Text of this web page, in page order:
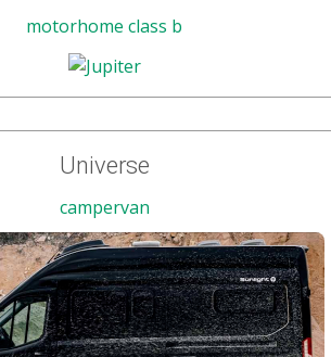
motorhome class b
Universe
campervan